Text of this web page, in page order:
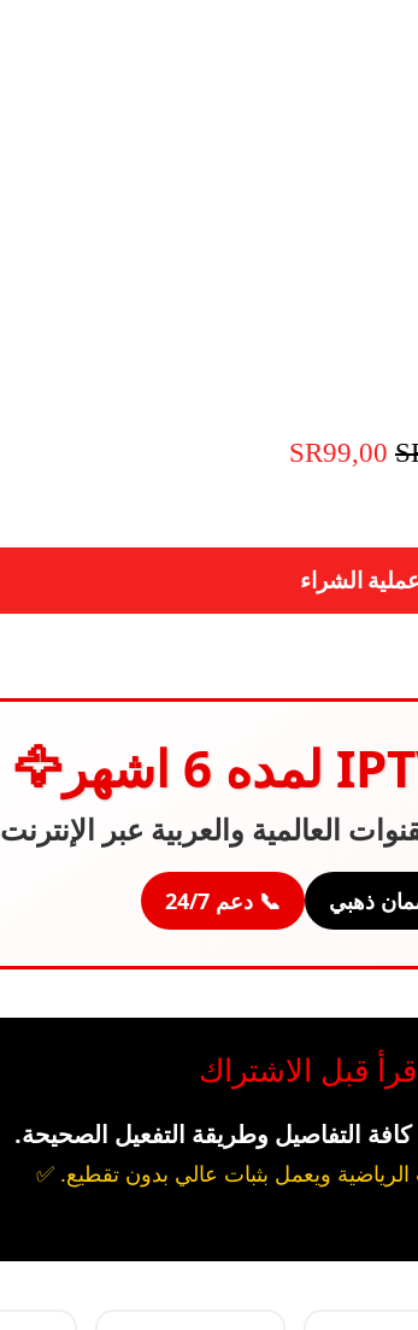
السعر
هو:
SR149,00.
SR99,00
SR99,00.
الشراء
🦅
العالمية والعربية عبر الإنترنت
ذهبي 📞 دعم 24/7
قبل الاشتراك
التفاصيل وطريقة التفعيل الصحيحة.